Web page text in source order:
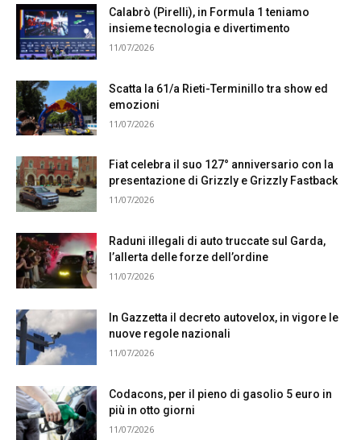
Calabrò (Pirelli), in Formula 1 teniamo
insieme tecnologia e divertimento
11/07/2026
Scatta la 61/a Rieti-Terminillo tra show ed
emozioni
11/07/2026
Fiat celebra il suo 127° anniversario con la
presentazione di Grizzly e Grizzly Fastback
11/07/2026
Raduni illegali di auto truccate sul Garda,
l’allerta delle forze dell’ordine
11/07/2026
In Gazzetta il decreto autovelox, in vigore le
nuove regole nazionali
11/07/2026
Codacons, per il pieno di gasolio 5 euro in
più in otto giorni
11/07/2026